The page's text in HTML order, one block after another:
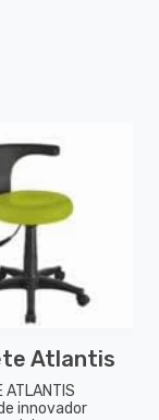
Atlantis
ATLANTIS
innovador